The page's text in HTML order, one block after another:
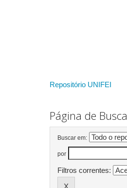
Repositório UNIFEI
Página de Busca
Buscar em:
por
Filtros correntes: